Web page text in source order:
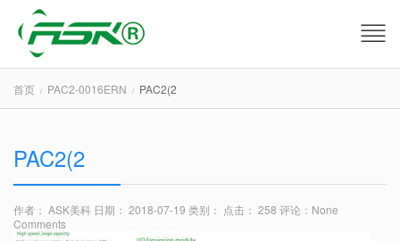
首页 PAC2-0016ERN PAC2(2
PAC2(2
作者： ASK美科 日期： 2018-07-19 类别： 点击： 258 评论： None
Comments